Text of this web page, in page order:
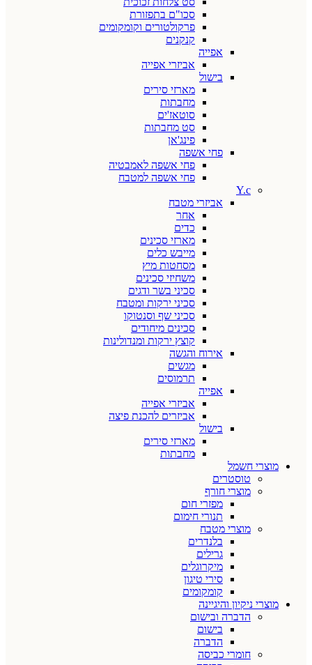
סכו"ם בתפזורת
פרקולטורים וקומקומים
קנקנים
אפייה
אביזרי אפייה
בישול
מארזי סירים
מחבתות
סוטאז'ים
סט מחבתות
פינג'אן
פחי אשפה
פחי אשפה לאמבטיה
פחי אשפה למטבח
Y.c
אביזרי מטבח
אחר
כדים
מארזי סכינים
מייבש כלים
מסחטות מיץ
משחיזי סכינים
סכיני בשר ודגים
סכיני ירקות ומטבח
סכיני שף וסנטוקו
סכינים מיחודים
קוצץ ירקות ומנדולינות
אירוח והגשה
מגשים
תרמוסים
אפייה
אביזרי אפייה
אביזרים להכנת פיצה
בישול
מארזי סירים
מחבתות
מוצרי חשמל
טוסטרים
מוצרי חורף
מפזרי חום
תנורי חימום
מוצרי מטבח
בלנדרים
גרילים
מיקרוגלים
סירי טיגון
קומקומים
מוצרי ניקיון והיגיינה
הדברה ובישום
בישום
הדברה
חומרי כביסה